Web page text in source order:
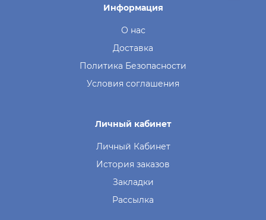
Информация
О нас
Доставка
Политика Безопасности
Условия соглашения
Личный кабинет
Личный Кабинет
История заказов
Закладки
Рассылка